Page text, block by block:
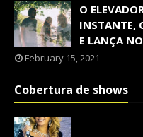
O
INSTANTE,
E LANÇA
February 15, 2021
Cobertura de shows